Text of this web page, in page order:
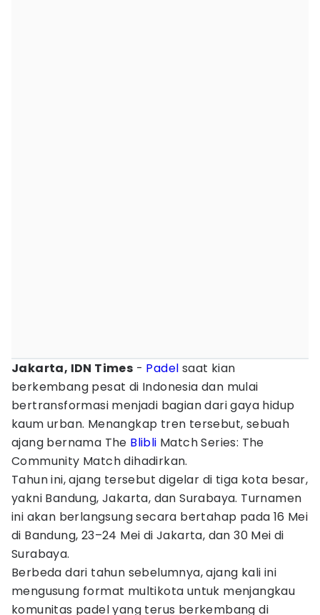
Jakarta, IDN Times - Padel saat kian
berkembang pesat di Indonesia dan mulai
bertransformasi menjadi bagian dari gaya hidup
kaum urban. Menangkap tren tersebut, sebuah
ajang bernama The Blibli Match Series: The
Community Match dihadirkan.
Tahun ini, ajang tersebut digelar di tiga kota besar,
yakni Bandung, Jakarta, dan Surabaya. Turnamen
ini akan berlangsung secara bertahap pada 16 Mei
di Bandung, 23–24 Mei di Jakarta, dan 30 Mei di
Surabaya.
Berbeda dari tahun sebelumnya, ajang kali ini
mengusung format multikota untuk menjangkau
komunitas padel yang terus berkembang di